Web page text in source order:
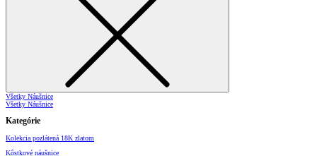
Všetky Náušnice
Všetky Náušnice
Kategórie
Kolekcia pozlátená 18K zlatom
Kôstkové náušnice